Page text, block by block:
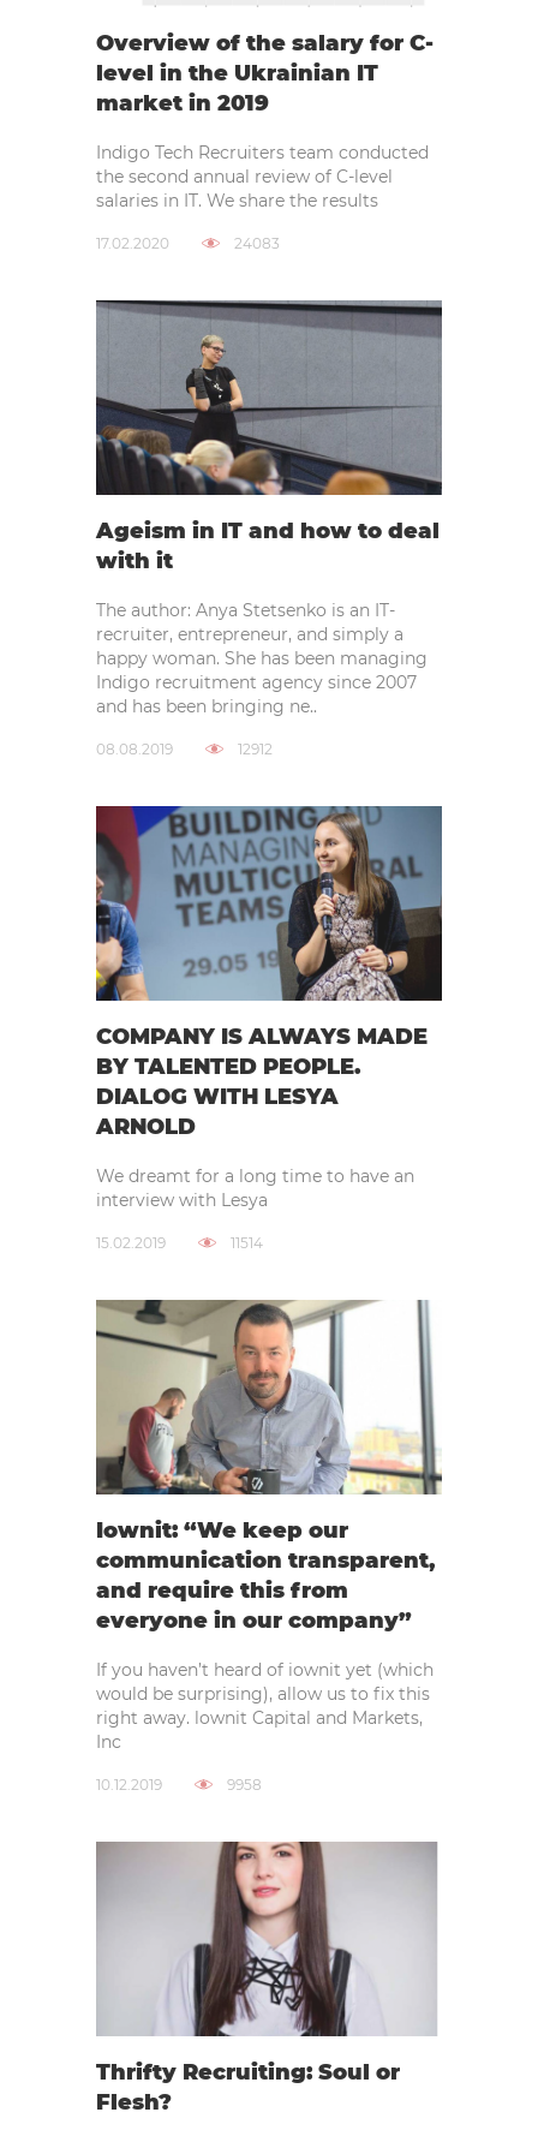
Overview of the salary for C-
level in the Ukrainian IT
market in 2019
Indigo Tech Recruiters team conducted
the second annual review of C-level
salaries in IT. We share the results
17.02.2020 24083
Ageism in IT and how to deal
with it
The author: Anya Stetsenko is an IT-
recruiter, entrepreneur, and simply a
happy woman. She has been managing
Indigo recruitment agency since 2007
and has been bringing ne..
08.08.2019 12912
COMPANY IS ALWAYS MADE
BY TALENTED PEOPLE.
DIALOG WITH LESYA
ARNOLD
We dreamt for a long time to have an
interview with Lesya
15.02.2019 11514
Iownit: “We keep our
communication transparent,
and require this from
everyone in our company”
If you haven’t heard of iownit yet (which
would be surprising), allow us to fix this
right away. lownit Capital and Markets,
Inc
10.12.2019 9958
Thrifty Recruiting: Soul or
Flesh?